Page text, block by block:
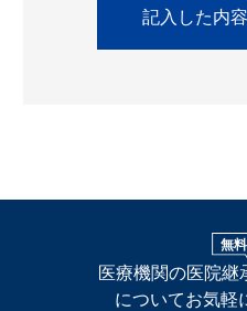
無
医療機関の医院
についてお気軽